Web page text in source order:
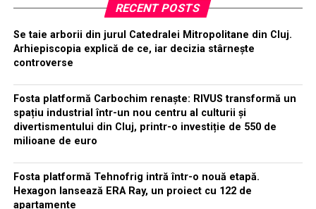
RECENT POSTS
Se taie arborii din jurul Catedralei Mitropolitane din Cluj.
Arhiepiscopia explică de ce, iar decizia stârnește
controverse
Fosta platformă Carbochim renaște: RIVUS transformă un
spațiu industrial într-un nou centru al culturii și
divertismentului din Cluj, printr-o investiție de 550 de
milioane de euro
Fosta platformă Tehnofrig intră într-o nouă etapă.
Hexagon lansează ERA Ray, un proiect cu 122 de
apartamente